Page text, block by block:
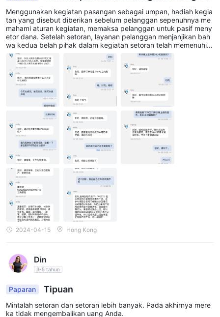
uksi penipuan.
Menggunakan kegiatan pasangan sebagai umpan, hadiah kegia
tan yang disebut diberikan sebelum pelanggan sepenuhnya me
mahami aturan kegiatan, memaksa pelanggan untuk pasif meny
etor dana. Setelah setoran, layanan pelanggan menjanjikan bah
wa kedua belah pihak dalam kegiatan setoran telah memenuhi p
ersyaratan, dan jumlah transaksi dapat ditarik ketika jumlah tran
saksi mencapai 50%. Setelah teman saya dan saya memenuhi s
emua persyaratan, kami tidak dapat menarik uang karena saya
adalah pengguna baru dan perlu melakukan sertifikasi lanjutan.
Sesuai dengan persyaratan regulasi Anti-Pencucian Uang, setia
p orang harus membayar tambahan $30.000 sebelum menarik u
2024-04-15 Hong Kong
Din
3-5 tahun
Paparan Tipuan
Mintalah setoran dan setoran lebih banyak. Pada akhirnya mere
ka tidak mengembalikan uang Anda.